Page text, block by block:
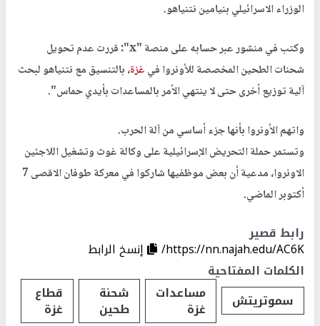
الوزراء الاسرائيلي بنيامين نتنياهو.
وكتب في منشور عبر حسابه على منصة "x": قررت عدم تحويل
شحنات الطحين المخصصة للأونروا فيغزة، بالتنسيق مع نتنياهو لبحث
آلية توزيع أخرى حتى لا ينتهي الأمر بالمساعدات بأيدي حماس".
واتهم الأونروا بأنها جزء أساسي من آلة الحرب.
وتستمر حملة التحريض الإسرائيلية على وكالة غوث وتشغيل اللاجئين
الاونروا، مدعية أن بعض موظفيها شاركوا في معركة طوفان الاقصى 7
أكتوبر الماضي.
رابط قصير
https://nn.najah.edu/AC6K/
إنسخ الرابط
الكلمات المفتاحية
سموتريتش
مساعدات
غزة
شحنة
طحين
قطاع
غزة